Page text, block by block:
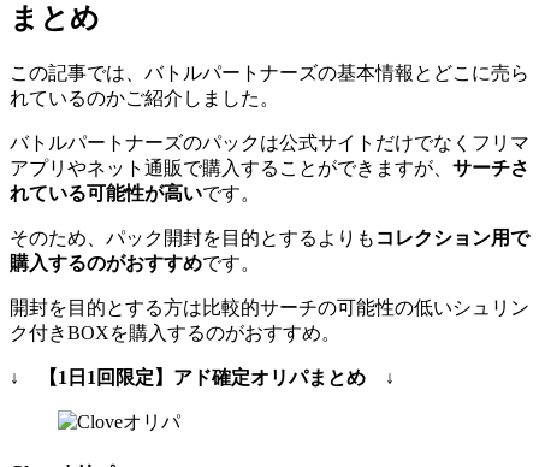
まとめ
この記事では、バトルパートナーズの基本情報とどこに売ら
れているのかご紹介しました。
バトルパートナーズのパックは公式サイトだけでなくフリマ
アプリやネット通販で購入することができますが、 サーチさ
れている可能性が高いです。
そのため、パック開封を目的とするよりも コレクション用で
購入するのがおすすめです。
開封を目的とする方は比較的サーチの可能性の低いシュリン
ク付きBOXを購入するのがおすすめ。
↓ 【1日1回限定】アド確定オリパまとめ ↓